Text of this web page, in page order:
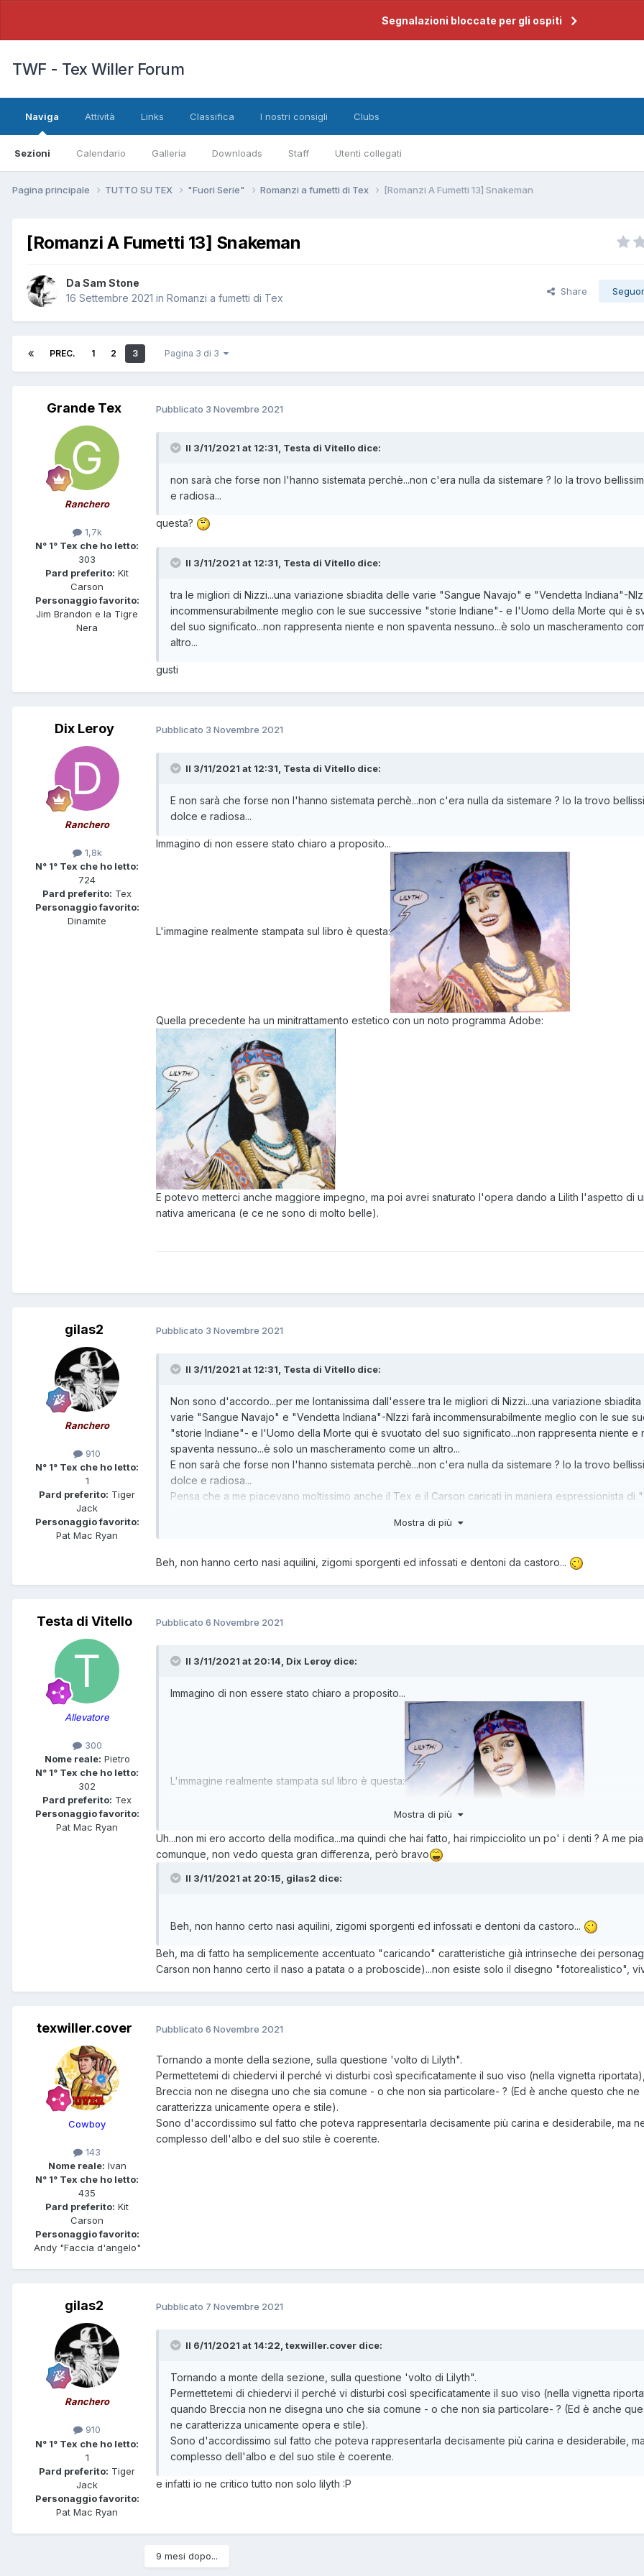
Segnalazioni bloccate per gli ospiti
TWF - Tex Willer Forum
Naviga
Sezioni Calendario Galleria Downloads Staff Utenti collegati
Attività Links Classifica I nostri consigli Clubs
Pagina principale TUTTO SU TEX "Fuori Serie" Romanzi a fumetti di Tex [Romanzi A Fumetti 13] Snakeman
[Romanzi A Fumetti 13] Snakeman
Da Sam Stone
16 Settembre 2021 in Romanzi a fumetti di Tex
Share
PREC. 1 2 3 Pagina 3 di 3
Grande Tex
Ranchero
1,7k
N° 1° Tex che ho letto:
303
Pard preferito: Kit
Carson
Personaggio favorito:
Jim Brandon e la Tigre
Nera
Pubblicato 3 Novembre 2021
Il 3/11/2021 at 12:31, Testa di Vitello dice:
non sarà che forse non l'hanno sistemata perchè...non c'era nulla da sistemare ? Io la trovo
e radiosa...
questa?
Il 3/11/2021 at 12:31, Testa di Vitello dice:
tra le migliori di Nizzi...una variazione sbiadita delle varie "Sangue Navajo" e "Vendetta Indiana"-
incommensurabilmente meglio con le sue successive "storie Indiane"- e l'Uomo della Morte qui è
del suo significato...non rappresenta niente e non spaventa nessuno...è solo un mascheramento
altro...
gusti
Dix Leroy
Ranchero
1,8k
N° 1° Tex che ho letto:
724
Pard preferito: Tex
Personaggio favorito:
Dinamite
Pubblicato 3 Novembre 2021
Il 3/11/2021 at 12:31, Testa di Vitello dice:
E non sarà che forse non l'hanno sistemata perchè...non c'era nulla da sistemare ? Io la trovo
dolce e radiosa...
Immagino di non essere stato chiaro a proposito...
L'immagine realmente stampata sul libro è questa:
Quella precedente ha un minitrattamento estetico con un noto programma Adobe:
E potevo metterci anche maggiore impegno, ma poi avrei snaturato l'opera dando a Lilith l'aspetto di
nativa americana (e ce ne sono di molto belle).
gilas2
Ranchero
910
N° 1° Tex che ho letto:
1
Pard preferito: Tiger
Jack
Personaggio favorito:
Pat Mac Ryan
Pubblicato 3 Novembre 2021
Il 3/11/2021 at 12:31, Testa di Vitello dice:
Non sono d'accordo...per me lontanissima dall'essere tra le migliori di Nizzi...una variazione
varie "Sangue Navajo" e "Vendetta Indiana"-NIzzi farà incommensurabilmente meglio con le sue
"storie Indiane"- e l'Uomo della Morte qui è svuotato del suo significato...non rappresenta niente e
spaventa nessuno...è solo un mascheramento come un altro...
E non sarà che forse non l'hanno sistemata perchè...non c'era nulla da sistemare ? Io la trovo
dolce e radiosa...
Pensa che a me piacevano moltissimo anche il Tex e il Carson caricati in maniera espressionista di
D'altra parte, la leggenda che Tex e pards abbiano tratti somatici rigidi e univoci, è bella che
Mostra di più
Beh, non hanno certo nasi aquilini, zigomi sporgenti ed infossati e dentoni da castoro...
Testa di Vitello
Allevatore
300
Nome reale: Pietro
N° 1° Tex che ho letto:
302
Pard preferito: Tex
Personaggio favorito:
Pat Mac Ryan
Pubblicato 6 Novembre 2021
Il 3/11/2021 at 20:14, Dix Leroy dice:
Immagino di non essere stato chiaro a proposito...
L'immagine realmente stampata sul libro è questa:
E potevo metterci anche maggiore impegno, ma poi avrei snaturato l'opera dando a Lilith l'aspetto
vera nativa americana (e ce ne sono di molto belle).
Mostra di più
Uh...non mi ero accorto della modifica...ma quindi che hai fatto, hai rimpicciolito un po' i denti ? A me
comunque, non vedo questa gran differenza, però bravo
Il 3/11/2021 at 20:15, gilas2 dice:
Beh, non hanno certo nasi aquilini, zigomi sporgenti ed infossati e dentoni da castoro...
Beh, ma di fatto ha semplicemente accentuato "caricando" caratteristiche già intrinseche dei
Carson non hanno certo il naso a patata o a proboscide)...non esiste solo il disegno "fotorealistico",
texwiller.cover
Cowboy
143
Nome reale: Ivan
N° 1° Tex che ho letto:
435
Pard preferito: Kit
Carson
Personaggio favorito:
Andy "Faccia d'angelo"
Pubblicato 6 Novembre 2021
Tornando a monte della sezione, sulla questione 'volto di Lilyth".
Permettetemi di chiedervi il perché vi disturbi così specificatamente il suo viso (nella vignetta
Breccia non ne disegna uno che sia comune - o che non sia particolare- ? (Ed è anche questo che ne
caratterizza unicamente opera e stile).
Sono d'accordissimo sul fatto che poteva rappresentarla decisamente più carina e desiderabile, ma
complesso dell'albo e del suo stile è coerente.
gilas2
Ranchero
910
N° 1° Tex che ho letto:
1
Pard preferito: Tiger
Jack
Personaggio favorito:
Pat Mac Ryan
Pubblicato 7 Novembre 2021
Il 6/11/2021 at 14:22, texwiller.cover dice:
Tornando a monte della sezione, sulla questione 'volto di Lilyth".
Permettetemi di chiedervi il perché vi disturbi così specificatamente il suo viso (nella vignetta
quando Breccia non ne disegna uno che sia comune - o che non sia particolare- ? (Ed è anche
ne caratterizza unicamente opera e stile).
Sono d'accordissimo sul fatto che poteva rappresentarla decisamente più carina e desiderabile,
complesso dell'albo e del suo stile è coerente.
e infatti io ne critico tutto non solo lilyth :P
9 mesi dopo...